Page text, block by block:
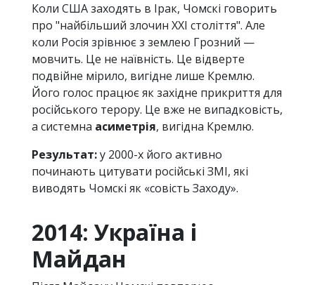
Коли США заходять в Ірак, Чомскі говорить
про "найбільший злочин XXI століття". Але
коли Росія зрівнює з землею Грозний —
мовчить. Це не наївність. Це відверте
подвійне мірило, вигідне лише Кремлю.
Його голос працює як західне прикриття для
російського терору. Це вже не випадковість,
а системна асиметрія, вигідна Кремлю.
Результат:у 2000-х його активно
починають цитувати російські ЗМІ, які
виводять Чомскі як «совість Заходу».
2014: Україна і
Майдан